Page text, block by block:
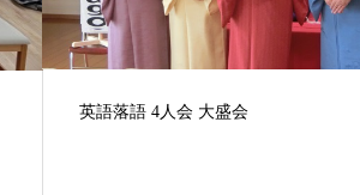
英語落語 4人会 大盛会